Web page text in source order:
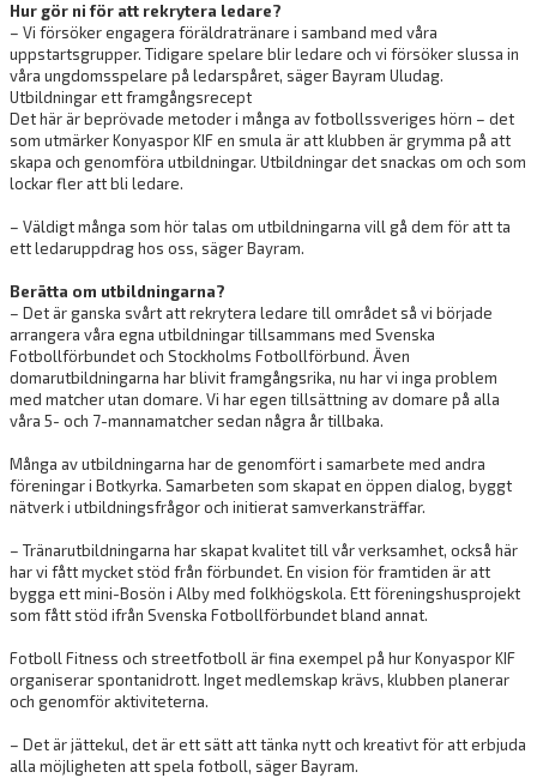
Hur gör ni för att rekrytera ledare?
– Vi försöker engagera föräldratränare i samband med våra
uppstartsgrupper. Tidigare spelare blir ledare och vi försöker slussa in
våra ungdomsspelare på ledarspåret, säger Bayram Uludag.
Utbildningar ett framgångsrecept
Det här är beprövade metoder i många av fotbollssveriges hörn – det
som utmärker Konyaspor KIF en smula är att klubben är grymma på att
skapa och genomföra utbildningar. Utbildningar det snackas om och som
lockar fler att bli ledare.
– Väldigt många som hör talas om utbildningarna vill gå dem för att ta
ett ledaruppdrag hos oss, säger Bayram.
Berätta om utbildningarna?
– Det är ganska svårt att rekrytera ledare till området så vi började
arrangera våra egna utbildningar tillsammans med Svenska
Fotbollförbundet och Stockholms Fotbollförbund. Även
domarutbildningarna har blivit framgångsrika, nu har vi inga problem
med matcher utan domare. Vi har egen tillsättning av domare på alla
våra 5- och 7-mannamatcher sedan några år tillbaka.
Många av utbildningarna har de genomfört i samarbete med andra
föreningar i Botkyrka. Samarbeten som skapat en öppen dialog, byggt
nätverk i utbildningsfrågor och initierat samverkansträffar.
– Tränarutbildningarna har skapat kvalitet till vår verksamhet, också här
har vi fått mycket stöd från förbundet. En vision för framtiden är att
bygga ett mini-Bosön i Alby med folkhögskola. Ett föreningshusprojekt
som fått stöd ifrån Svenska Fotbollförbundet bland annat.
Fotboll Fitness och streetfotboll är fina exempel på hur Konyaspor KIF
organiserar spontanidrott. Inget medlemskap krävs, klubben planerar
och genomför aktiviteterna.
– Det är jättekul, det är ett sätt att tänka nytt och kreativt för att erbjuda
alla möjligheten att spela fotboll, säger Bayram.